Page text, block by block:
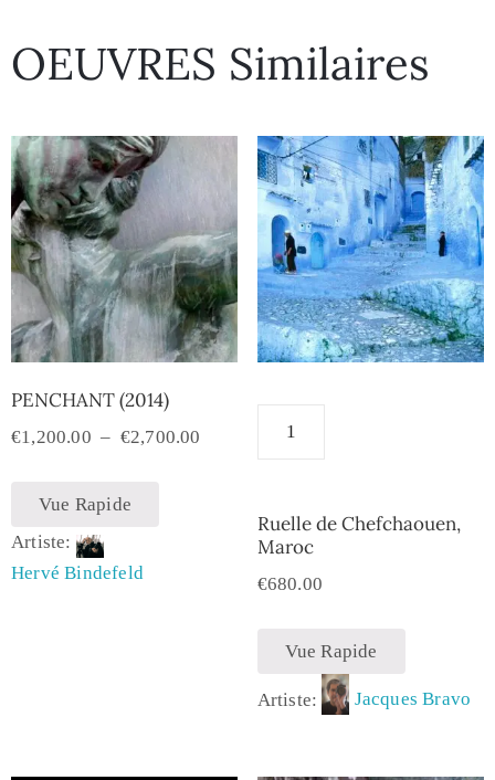
OEUVRES Similaires
PENCHANT (2014)
€1,200.00 – €2,700.00
Vue Rapide
Artiste:
Hervé Bindefeld
Ruelle de Chefchaouen,
Maroc
€680.00
Vue Rapide
Artiste: Jacques Bravo